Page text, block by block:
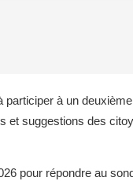
à un
et suggestions des
pour répondre au